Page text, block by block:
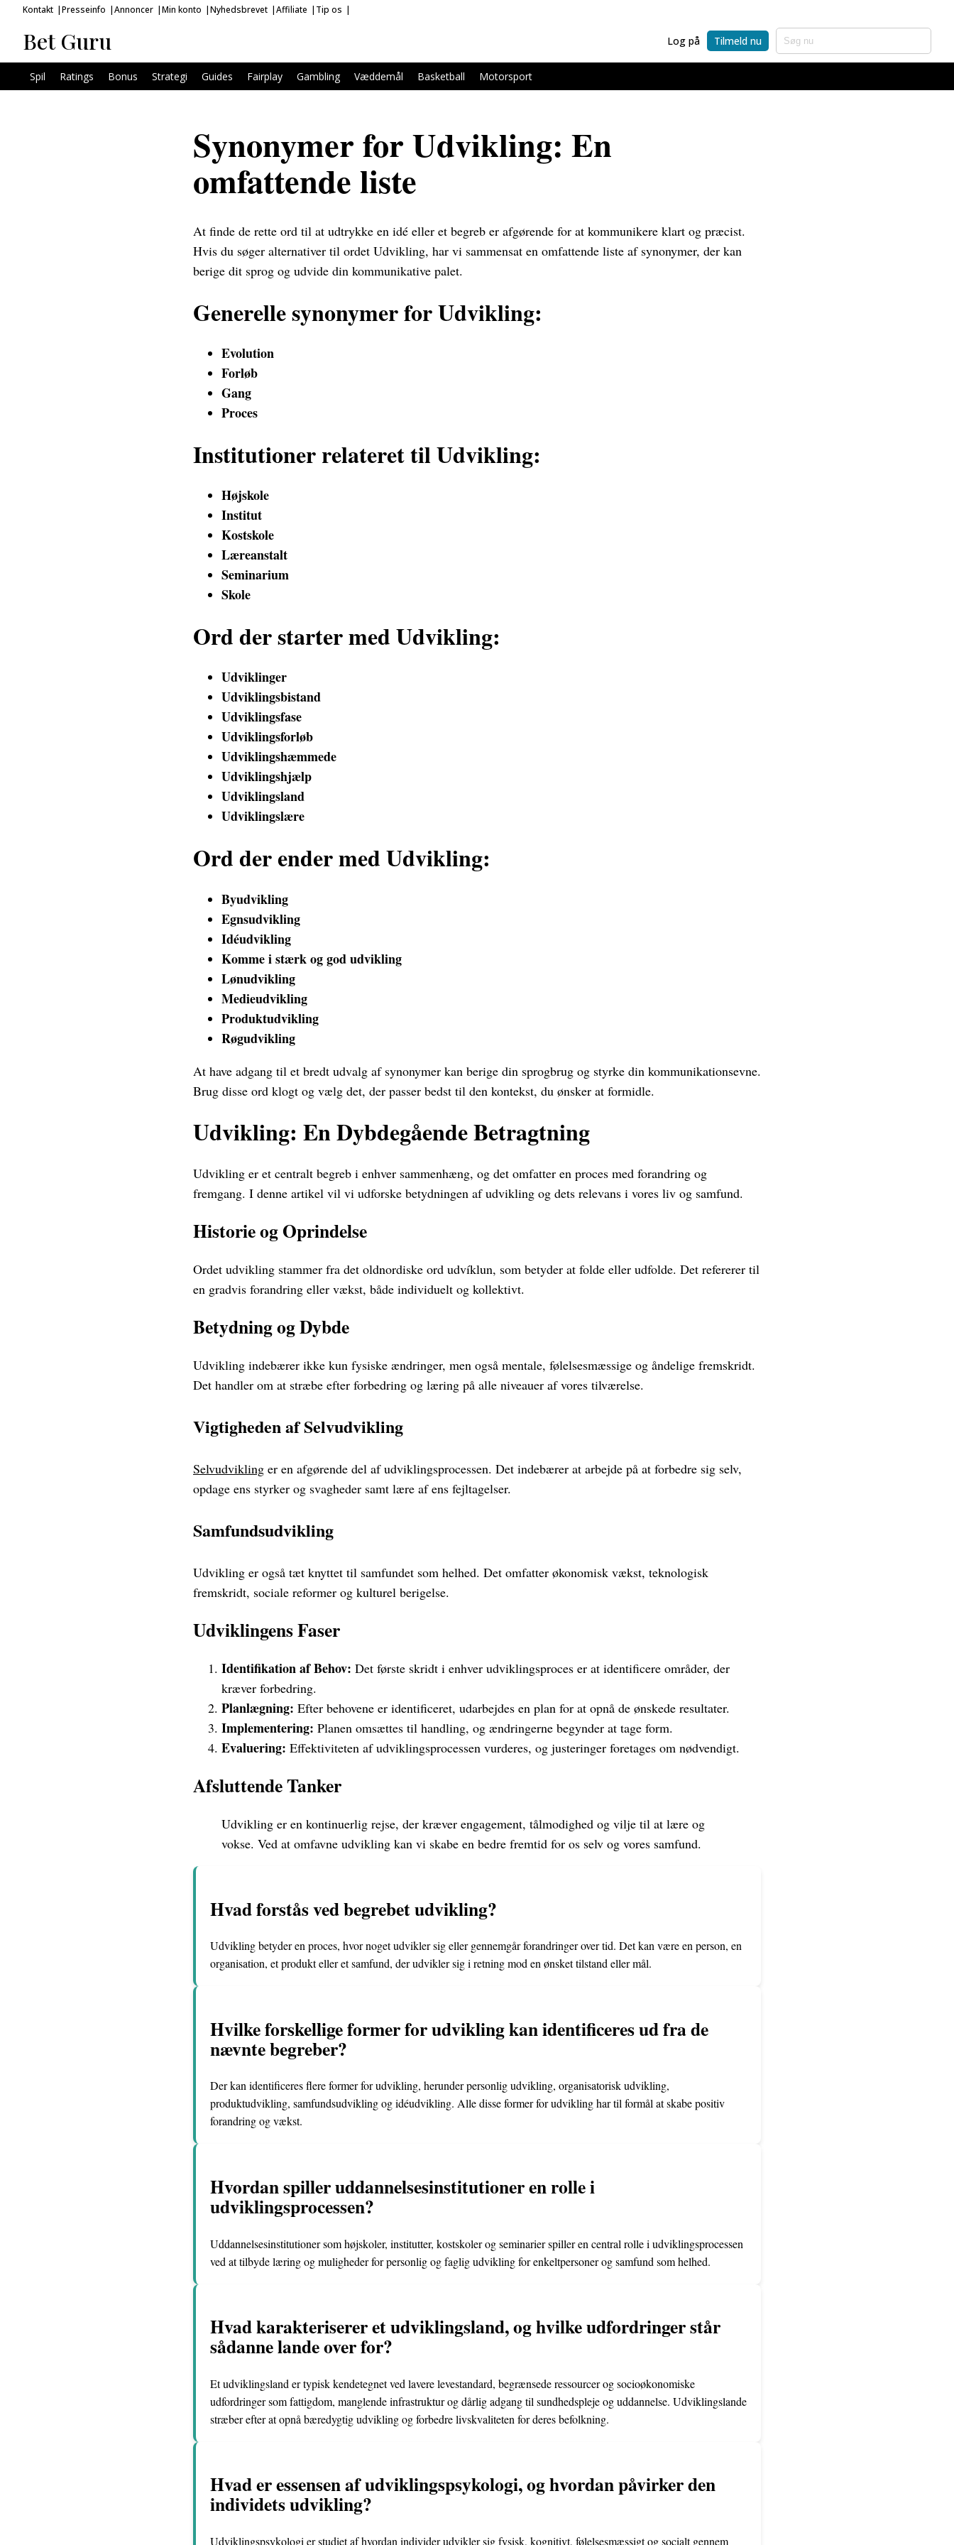
Kontakt Presseinfo Annoncer Min konto Nyhedsbrevet Affiliate Tip os
Bet Guru Log på Tilmeld nu
Spil Ratings Bonus Strategi Guides Fairplay Gambling Væddemål Basketball Motorsport
Synonymer for Udvikling: En
omfattende liste
At finde de rette ord til at udtrykke en idé eller et begreb er afgørende for at kommunikere klart og præcist.
Hvis du søger alternativer til ordet Udvikling, har vi sammensat en omfattende liste af synonymer, der kan
berige dit sprog og udvide din kommunikative palet.
Generelle synonymer for Udvikling:
Evolution
Forløb
Gang
Proces
Institutioner relateret til Udvikling:
Højskole
Institut
Kostskole
Læreanstalt
Seminarium
Skole
Ord der starter med Udvikling:
Udviklinger
Udviklingsbistand
Udviklingsfase
Udviklingsforløb
Udviklingshæmmede
Udviklingshjælp
Udviklingsland
Udviklingslære
Ord der ender med Udvikling:
Byudvikling
Egnsudvikling
Idéudvikling
Komme i stærk og god udvikling
Lønudvikling
Medieudvikling
Produktudvikling
Røgudvikling
At have adgang til et bredt udvalg af synonymer kan berige din sprogbrug og styrke din kommunikationsevne.
Brug disse ord klogt og vælg det, der passer bedst til den kontekst, du ønsker at formidle.
Udvikling: En Dybdegående Betragtning
Udvikling er et centralt begreb i enhver sammenhæng, og det omfatter en proces med forandring og
fremgang. I denne artikel vil vi udforske betydningen af udvikling og dets relevans i vores liv og samfund.
Historie og Oprindelse
Ordet udvikling stammer fra det oldnordiske ord udvíklun, som betyder at folde eller udfolde. Det refererer til
en gradvis forandring eller vækst, både individuelt og kollektivt.
Betydning og Dybde
Udvikling indebærer ikke kun fysiske ændringer, men også mentale, følelsesmæssige og åndelige fremskridt.
Det handler om at stræbe efter forbedring og læring på alle niveauer af vores tilværelse.
Vigtigheden af Selvudvikling
Selvudvikling er en afgørende del af udviklingsprocessen. Det indebærer at arbejde på at forbedre sig selv,
opdage ens styrker og svagheder samt lære af ens fejltagelser.
Samfundsudvikling
Udvikling er også tæt knyttet til samfundet som helhed. Det omfatter økonomisk vækst, teknologisk
fremskridt, sociale reformer og kulturel berigelse.
Udviklingens Faser
Identifikation af Behov: Det første skridt i enhver udviklingsproces er at identificere områder, der
kræver forbedring.
Planlægning: Efter behovene er identificeret, udarbejdes en plan for at opnå de ønskede resultater.
Implementering: Planen omsættes til handling, og ændringerne begynder at tage form.
Evaluering: Effektiviteten af udviklingsprocessen vurderes, og justeringer foretages om nødvendigt.
Afsluttende Tanker
Udvikling er en kontinuerlig rejse, der kræver engagement, tålmodighed og vilje til at lære og
vokse. Ved at omfavne udvikling kan vi skabe en bedre fremtid for os selv og vores samfund.
Hvad forstås ved begrebet udvikling?
Udvikling betyder en proces, hvor noget udvikler sig eller gennemgår forandringer over tid. Det kan være en person, en
organisation, et produkt eller et samfund, der udvikler sig i retning mod en ønsket tilstand eller mål.
Hvilke forskellige former for udvikling kan identificeres ud fra de
nævnte begreber?
Der kan identificeres flere former for udvikling, herunder personlig udvikling, organisatorisk udvikling,
produktudvikling, samfundsudvikling og idéudvikling. Alle disse former for udvikling har til formål at skabe positiv
forandring og vækst.
Hvordan spiller uddannelsesinstitutioner en rolle i
udviklingsprocessen?
Uddannelsesinstitutioner som højskoler, institutter, kostskoler og seminarier spiller en central rolle i udviklingsprocessen
ved at tilbyde læring og muligheder for personlig og faglig udvikling for enkeltpersoner og samfund som helhed.
Hvad karakteriserer et udviklingsland, og hvilke udfordringer står
sådanne lande over for?
Et udviklingsland er typisk kendetegnet ved lavere levestandard, begrænsede ressourcer og socioøkonomiske
udfordringer som fattigdom, manglende infrastruktur og dårlig adgang til sundhedspleje og uddannelse. Udviklingslande
stræber efter at opnå bæredygtig udvikling og forbedre livskvaliteten for deres befolkning.
Hvad er essensen af udviklingspsykologi, og hvordan påvirker den
individets udvikling?
Udviklingspsykologi er studiet af hvordan individer udvikler sig fysisk, kognitivt, følelsesmæssigt og socialt gennem